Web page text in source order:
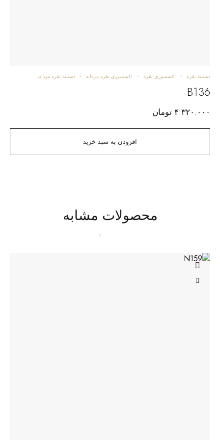
افزودن به سبد خرید
دستبند نقره اکسسوری نقره اکسسوری نقره مردانه دستبند نقره مردانه
B136
۴.۳۲۰.۰۰۰ تومان
محصولات مشابه